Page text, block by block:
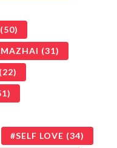
(50)
(31)
(22)
SELF LOVE (34)